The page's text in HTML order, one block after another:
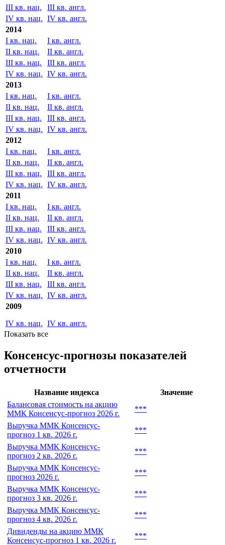
III кв. нац.
III кв. англ.
IV кв. нац. IV кв. англ.
2014
I кв. нац.
I кв. англ.
II кв. нац.
II кв. англ.
III кв. нац.
III кв. англ.
IV кв. нац. IV кв. англ.
2013
I кв. нац.
I кв. англ.
II кв. нац.
II кв. англ.
III кв. нац.
III кв. англ.
IV кв. нац. IV кв. англ.
2012
I кв. нац.
I кв. англ.
II кв. нац.
II кв. англ.
III кв. нац.
III кв. англ.
IV кв. нац. IV кв. англ.
2011
I кв. нац.
I кв. англ.
II кв. нац.
II кв. англ.
III кв. нац.
III кв. англ.
IV кв. нац. IV кв. англ.
2010
I кв. нац.
I кв. англ.
II кв. нац.
II кв. англ.
III кв. нац.
III кв. англ.
IV кв. нац. IV кв. англ.
2009
IV кв. нац. IV кв. англ.
Показать все
Консенсус-прогнозы показателей
отчетности
Название индекса
Значение
Балансовая стоимость на акцию
ММК Консенсус-прогноз 2026 г.
***
Выручка ММК Консенсус-
прогноз 1 кв. 2026 г.
***
Выручка ММК Консенсус-
прогноз 2 кв. 2026 г.
***
Выручка ММК Консенсус-
прогноз 2026 г.
***
Выручка ММК Консенсус-
прогноз 3 кв. 2026 г.
***
Выручка ММК Консенсус-
прогноз 4 кв. 2026 г.
***
Дивиденды на акцию ММК
Консенсус-прогноз 1 кв. 2026 г.
***